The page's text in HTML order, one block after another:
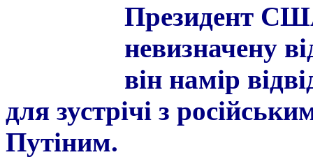
Президент
невизначену
він намір
для зустрічі з
Путіним.